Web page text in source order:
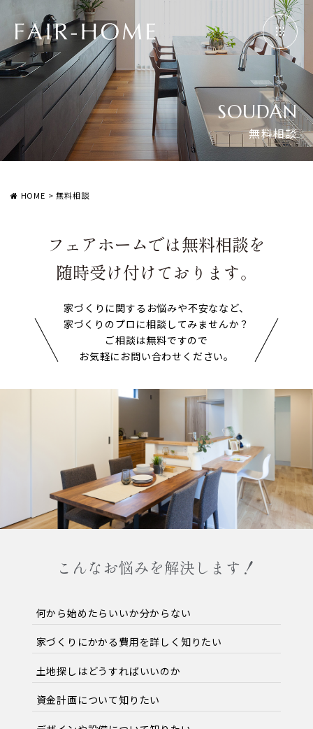
SOUDAN
無料相談
HOME >無料相談
フェアホームでは無料相談を
随時受け付けております。
家づくりに関するお悩みや不安ななど、
家づくりのプロに相談してみませんか？
ご相談は無料ですので
お気軽にお問い合わせください。
こんなお悩みを解決します！
何から始めたらいいか分からない
家づくりにかかる費用を詳しく知りたい
土地探しはどうすればいいのか
資金計画について知りたい